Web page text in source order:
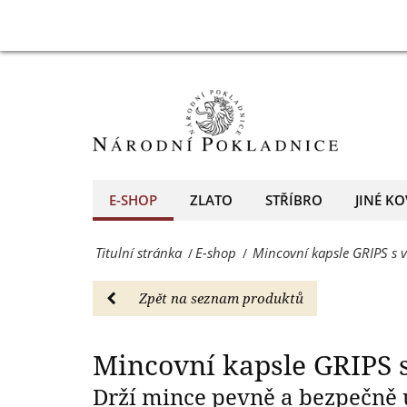
průměrem
19,5
mm,
kusů
E-SHOP ZLATO STŘÍBRO JINÉ
Titulní stránka /E-shop / Mincovní kapsle GRIPS
Zpět na seznam produktů
Mincovní kapsle
Drží mince pevně a bezpečně
Mincovní
mm,
-
shop
Národní
Pokladnice
přední